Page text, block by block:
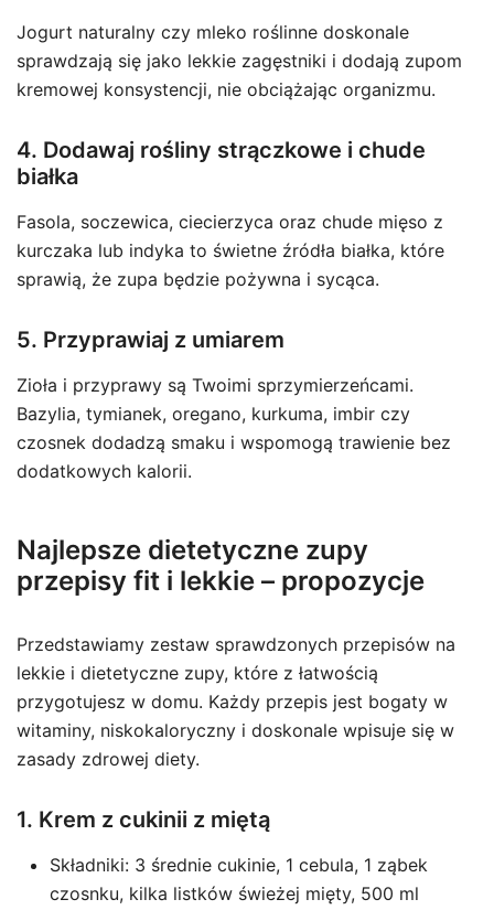
Jogurt naturalny czy mleko roślinne doskonale
sprawdzają się jako lekkie zagęstniki i dodają zupom
kremowej konsystencji, nie obciążając organizmu.
4. Dodawaj rośliny strączkowe i chude
białka
Fasola, soczewica, ciecierzyca oraz chude mięso z
kurczaka lub indyka to świetne źródła białka, które
sprawią, że zupa będzie pożywna i sycąca.
5. Przyprawiaj z umiarem
Zioła i przyprawy są Twoimi sprzymierzeńcami.
Bazylia, tymianek, oregano, kurkuma, imbir czy
czosnek dodadzą smaku i wspomogą trawienie bez
dodatkowych kalorii.
Najlepsze dietetyczne zupy
przepisy fit i lekkie – propozycje
Przedstawiamy zestaw sprawdzonych przepisów na
lekkie i dietetyczne zupy, które z łatwością
przygotujesz w domu. Każdy przepis jest bogaty w
witaminy, niskokaloryczny i doskonale wpisuje się w
zasady zdrowej diety.
1. Krem z cukinii z miętą
Składniki: 3 średnie cukinie, 1 cebula, 1 ząbek
czosnku, kilka listków świeżej mięty, 500 ml